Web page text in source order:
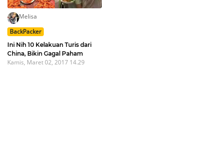
Melisa
BackPacker
Ini Nih 10 Kelakuan Turis dari
China, Bikin Gagal Paham
Kamis, Maret 02, 2017 14.29